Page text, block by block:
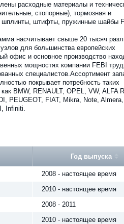
расходные материалы и
стопорные), тормозная и
штифты, пружинные шайбы
насчитывает свыше 20 тысяч
для большинства европейских
офис и основное производство
мощностях компании FEBI
специалистов.Ассортимент
покрывает потребность таких
BMW, RENAULT, OPEL, VW, ALFA
PEUGEOT, FIAT, Mikra, Note,
Infiniti.
Год выпуска
2008 - настоящее время
2010 - настоящее время
2008 - 2011
2010 - настоящее время